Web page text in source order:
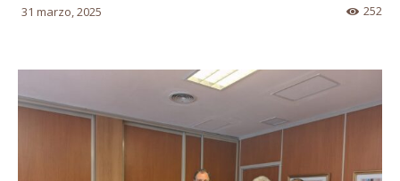
31 marzo, 2025 252